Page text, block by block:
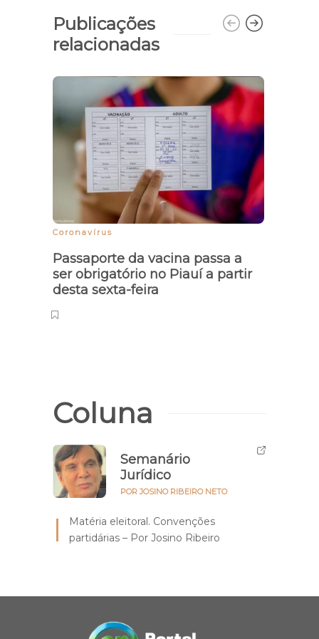
Publicações
relacionadas
Coronavírus
Passaporte da vacina passa a
ser obrigatório no Piauí a partir
desta sexta-feira
Coluna
Semanário
Jurídico
POR JOSINO RIBEIRO NETO
Matéria eleitoral. Convenções
partidárias – Por Josino Ribeiro